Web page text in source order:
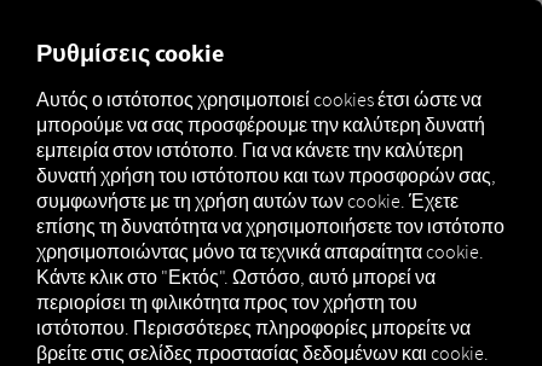
Marketplace Connectors VDO TIS-Web Connect
VDO TIS-WEB CONNECT
Σύνδεση με εξωτερικό πάροχο
Ρυθμίσεις cookie
Αυτός ο ιστότοπος χρησιμοποιεί cookies έτσι ώστε να
μπορούμε να σας προσφέρουμε την καλύτερη δυνατή
εμπειρία στον ιστότοπο. Για να κάνετε την καλύτερη
δυνατή χρήση του ιστότοπου και των προσφορών σας,
συμφωνήστε με τη χρήση αυτών των cookie. Έχετε
επίσης τη δυνατότητα να χρησιμοποιήσετε τον ιστότοπο
χρησιμοποιώντας μόνο τα τεχνικά απαραίτητα cookie.
Κάντε κλικ στο "Εκτός". Ωστόσο, αυτό μπορεί να
περιορίσει τη φιλικότητα προς τον χρήστη του
ιστότοπου. Περισσότερες πληροφορίες μπορείτε να
βρείτε στις σελίδες προστασίας δεδομένων και cookie.